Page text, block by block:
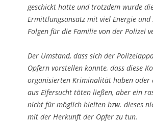
geschickt hatte und trotzdem wurde
Ermittlungsansatz mit viel Energie und
Folgen für die Familie von der Polizei
Der Umstand, dass sich der
Opfern vorstellen konnte, dass diese
organisierten Kriminalität haben oder
aus Eifersucht töten ließen, aber ein
nicht für möglich hielten bzw. dieses
mit der Herkunft der Opfer zu tun.